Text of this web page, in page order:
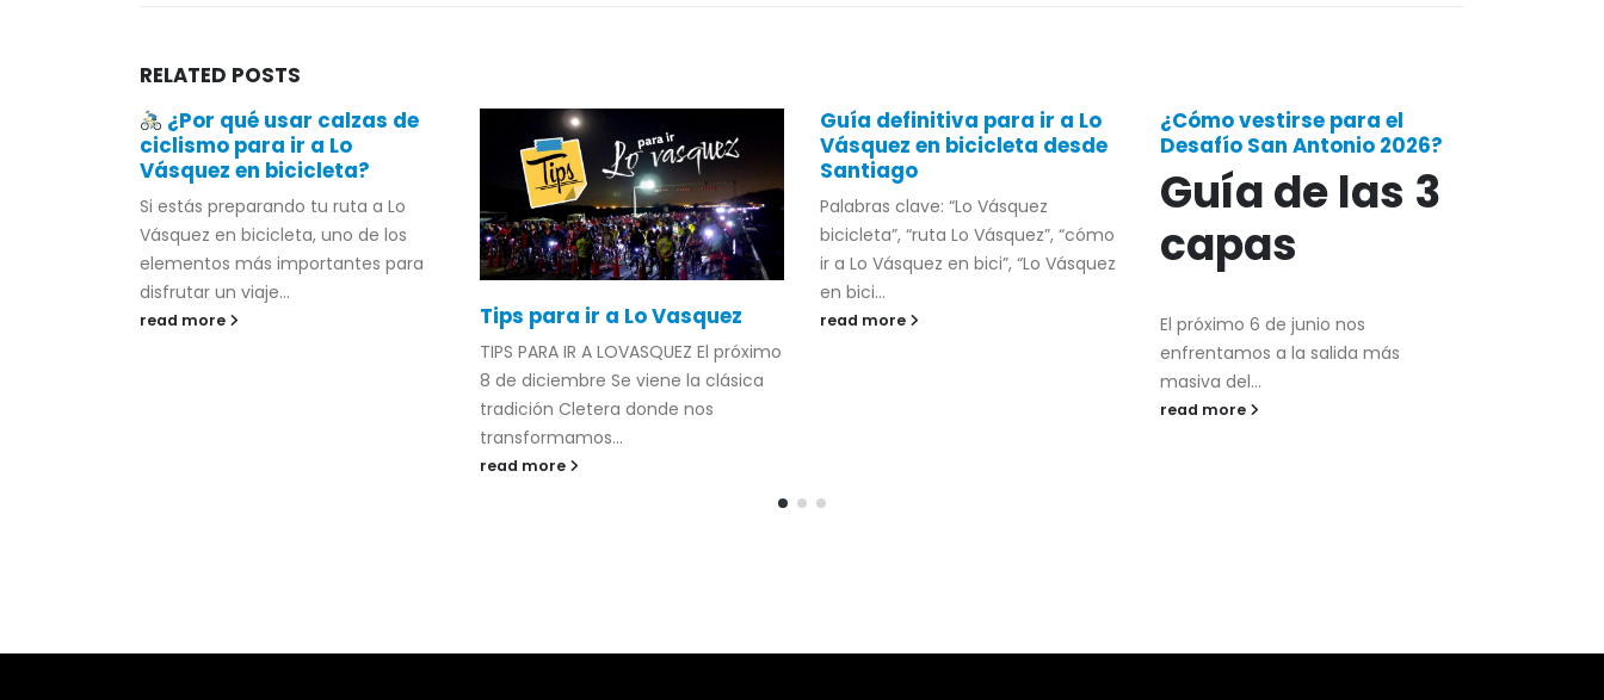
RELATED POSTS
¿Por qué usar calzas de
ciclismo para ir a Lo
Vásquez en bicicleta?
Si estás preparando tu ruta a Lo
Vásquez en bicicleta, uno de los
elementos más importantes para
disfrutar un viaje...
read more Tips para ir a Lo Vasquez
TIPS PARA IR A LOVASQUEZ El próximo
8 de diciembre Se viene la clásica
tradición Cletera donde nos
transformamos...
read more
Guía definitiva para ir a Lo
Vásquez en bicicleta desde
Santiago
Palabras clave: “Lo Vásquez
bicicleta”, “ruta Lo Vásquez”, “cómo
ir a Lo Vásquez en bici”, “Lo Vásquez
en bici...
read more
¿Cómo vestirse para el
Desafío San Antonio 2026?
Guía de las 3
capas
El próximo 6 de junio nos
enfrentamos a la salida más
masiva del...
read more